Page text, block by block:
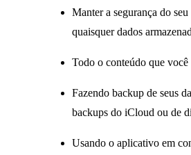
Manter a segurança do
quaisquer dados
Todo o conteúdo que
Fazendo backup de seus
backups do iCloud ou de
Usando o aplicativo em